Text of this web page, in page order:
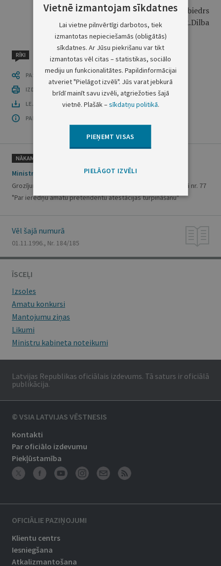
Zemkopības ministrs, Ministru prezidenta biedrs
R.Dilba
RĪKI
PASTĀSTI CITIEM
IZDRUKĀT PUBLIKĀCIJU
LEJUPLĀDĒT LAIDIENU (PDF)
PAR OFICIĀLO IZDEVUMU
NĀKAMAIS
Ministru kabineta rīkojums nr. 439
Grozījums Ministru kabineta 1995.gada 21.ferbruāra rīkojumā nr. 77
"Par ierēdņu amatu pretendentu atestācijas turpināšanu"
Vēl šajā numurā
01.11.1996., Nr. 184/185
ĪSCEĻI
Izsoles
Amatu konkursi
Mantojumu ziņas
Likumi
Ministru kabineta noteikumi
Latvijas Republikas oficiālais izdevums. Tā saturs ir oficiālā
publikācija.
© VSIA LATVIJAS VĒSTNESIS
Kontakti
Par oficiālo izdevumu
Piekļūstamība
OFICIĀLIE PAZIŅOJUMI
Klientu centrs
Iesniegšana
Atkalizmantošana
Vietnē izmantojam sīkdatnes
Lai vietne pilnvērtīgi darbotos, tiek
izmantotas nepieciešamās (obligātās)
sīkdatnes. Ar Jūsu piekrišanu var tikt
izmantotas vēl citas – statistikas, sociālo
mediju un funkcionalitātes. Papildinformācijai
atveriet "Pielāgot izvēli". Jūs varat jebkurā
brīdī mainīt savu izvēli, atgriežoties šajā
vietnē. Plašāk –sīkdatņu politikā.
PIEŅEMT VISAS
PIELĀGOT IZVĒLI